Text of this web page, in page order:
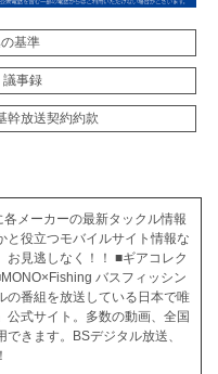
基準
議事録
幹放送契約約款
メーカーの最新タックル情報
と役立つモバイルサイト情報な
お見逃しなく！！ ■ギアコレク
バスフィッシン
の番組を放送している日本で唯
式サイト。多数の動画、全国
きます。BSデジタル放送、